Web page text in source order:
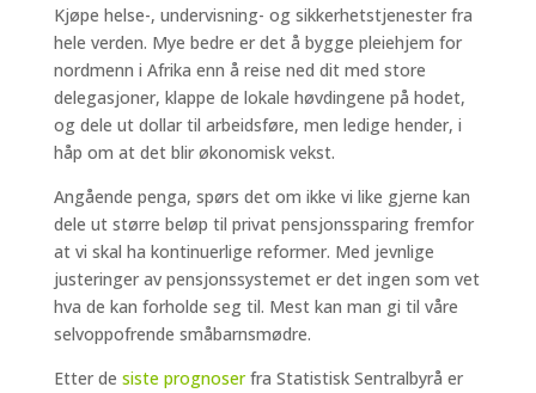
Kjøpe helse-, undervisning- og sikkerhetstjenester fra
hele verden. Mye bedre er det å bygge pleiehjem for
nordmenn i Afrika enn å reise ned dit med store
delegasjoner, klappe de lokale høvdingene på hodet,
og dele ut dollar til arbeidsføre, men ledige hender, i
håp om at det blir økonomisk vekst.
Angående penga, spørs det om ikke vi like gjerne kan
dele ut større beløp til privat pensjonssparing fremfor
at vi skal ha kontinuerlige reformer. Med jevnlige
justeringer av pensjonssystemet er det ingen som vet
hva de kan forholde seg til. Mest kan man gi til våre
selvoppofrende småbarnsmødre.
Etter de siste prognoserfra Statistisk Sentralbyrå er